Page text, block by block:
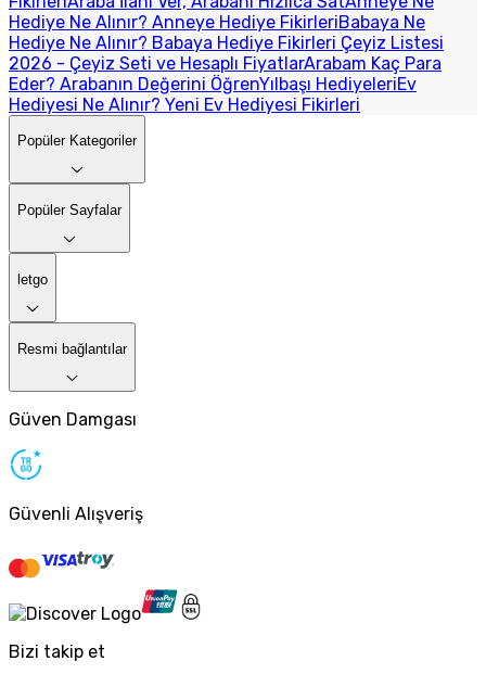
Hediye Ne Alınır? Anneye Hediye FikirleriBabaya Ne
Hediye Ne Alınır? Babaya Hediye Fikirleri Çeyiz Listesi
2026 - Çeyiz Seti ve Hesaplı FiyatlarArabam Kaç Para
Eder? Arabanın Değerini ÖğrenYılbaşı HediyeleriEv
Hediyesi Ne Alınır? Yeni Ev Hediyesi Fikirleri
Popüler Kategoriler
Popüler Sayfalar
letgo
Resmi bağlantılar
Güven Damgası
Güvenli Alışveriş
Bizi takip et